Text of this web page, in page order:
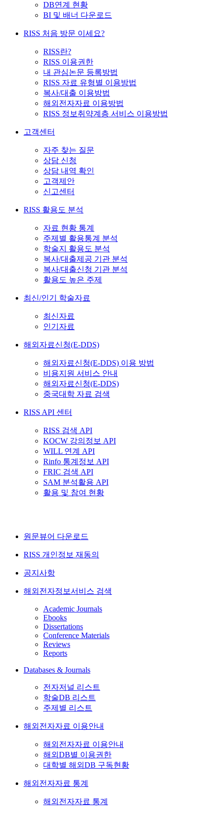
DB연계 현황
BI 및 배너 다운로드
RISS 처음 방문 이세요?
RISS란?
RISS 이용권한
내 관심논문 등록방법
RISS 자료 유형별 이용방법
복사/대출 이용방법
해외전자자료 이용방법
RISS 정보취약계층 서비스 이용방법
고객센터
자주 찾는 질문
상담 신청
상담 내역 확인
고객제안
신고센터
RISS 활용도 분석
자료 현황 통계
주제별 활용통계 분석
학술지 활용도 분석
복사/대출제공 기관 분석
복사/대출신청 기관 분석
활용도 높은 주제
최신/인기 학술자료
최신자료
인기자료
해외자료신청(E-DDS)
해외자료신청(E-DDS) 이용 방법
비용지원 서비스 안내
해외자료신청(E-DDS)
중국대학 자료 검색
RISS API 센터
RISS 검색 API
KOCW 강의정보 API
WILL 연계 API
Rinfo 통계정보 API
FRIC 검색 API
SAM 분석활용 API
활용 및 참여 현황
원문뷰어 다운로드
RISS 개인정보 재동의
공지사항
해외전자정보서비스 검색
Academic Journals
Ebooks
Dissertations
Conference Materials
Reviews
Reports
Databases & Journals
전자저널 리스트
학술DB 리스트
주제별 리스트
해외전자자료 이용안내
해외전자자료 이용안내
해외DB별 이용권한
대학별 해외DB 구독현황
해외전자자료 통계
해외전자자료 통계